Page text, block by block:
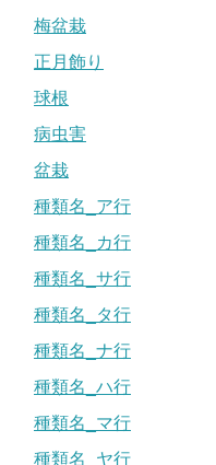
梅盆栽
正月飾り
球根
病虫害
盆栽
種類名_ア行
種類名_カ行
種類名_サ行
種類名_タ行
種類名_ナ行
種類名_ハ行
種類名_マ行
種類名_ヤ行